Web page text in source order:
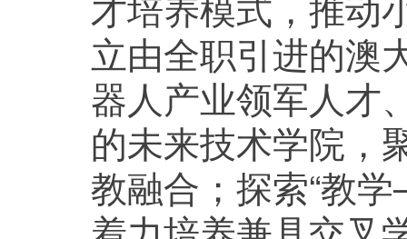
立由全职引进的澳
器人产业领军人才
的未来技术学院，
教融合；探索“教